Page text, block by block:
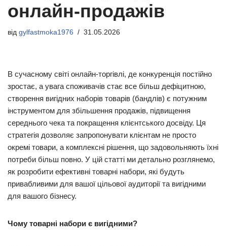
онлайн-продажів
від gylfastmoka1976 31.05.2026
В сучасному світі онлайн-торгівлі, де конкуренція постійно
зростає, а увага споживачів стає все більш дефіцитною,
створення вигідних наборів товарів (бандлів) є потужним
інструментом для збільшення продажів, підвищення
середнього чека та покращення клієнтського досвіду. Ця
стратегія дозволяє запропонувати клієнтам не просто
окремі товари, а комплексні рішення, що задовольняють їхні
потреби більш повно. У цій статті ми детально розглянемо,
як розробити ефективні товарні набори, які будуть
привабливими для вашої цільової аудиторії та вигідними
для вашого бізнесу.
Чому товарні набори є вигідними?